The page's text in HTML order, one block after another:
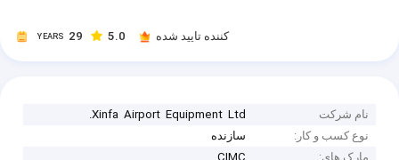
29
YEARS 5.0 کننده تایید شده
نام شرکت
Xinfa Airport Equipment Ltd.
نوع کسب و کار:
سازنده
مارک های:
CIMC